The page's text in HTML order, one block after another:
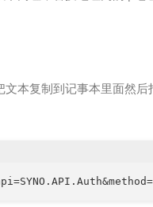
文本复制到记事本里面然